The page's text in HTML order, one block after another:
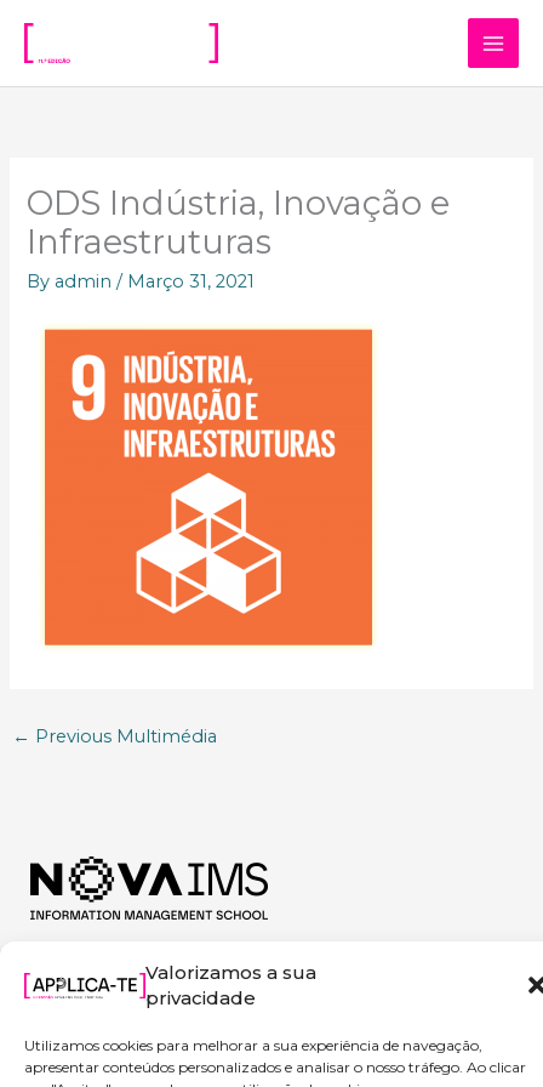
Valorizamos a sua
privacidade
Utilizamos cookies para melhorar a sua experiência de navegação,
apresentar conteúdos personalizados e analisar o nosso tráfego. Ao clicar
content
ODS Indústria, Inovação e
Infraestruturas
By admin/ Março 31, 2021
← Previous Multimédia